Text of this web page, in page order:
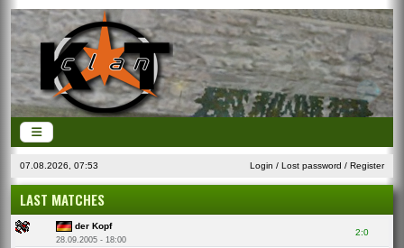
07.08.2026, 07:53 Login / Lost password / Register
LAST MATCHES
der Kopf
28.09.2005 - 18:00
2:0